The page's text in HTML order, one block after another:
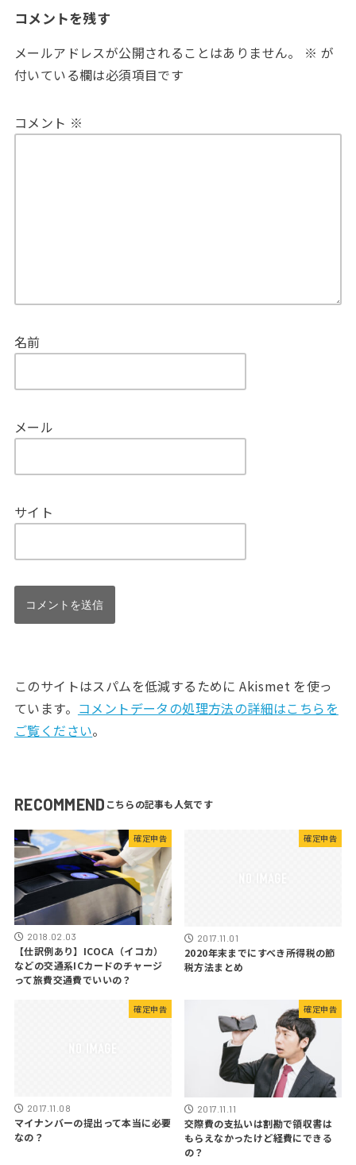
コメントを残す
メールアドレスが公開されることはありません。 ※ が
付いている欄は必須項目です
コメント ※
名前
メール
サイト
このサイトはスパムを低減するために Akismet を使っ
ています。 コメントデータの処理方法の詳細はこちらを
ご覧ください。
RECOMMEND
確定申告
2018.02.03
【仕訳例あり】ICOCA（イコカ）
などの交通系ICカードのチャージ
って旅費交通費でいいの？
確定申告
2017.11.01
2020年末までにすべき所得税の節
税方法まとめ
確定申告
2017.11.08
マイナンバーの提出って本当に必要
なの？
確定申告
2017.11.11
交際費の支払いは割勘で領収書は
もらえなかったけど経費にできる
の？